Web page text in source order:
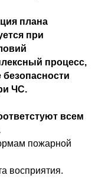
плана
при
процесс,
ЧС.
всем
пожарной
восприятия.